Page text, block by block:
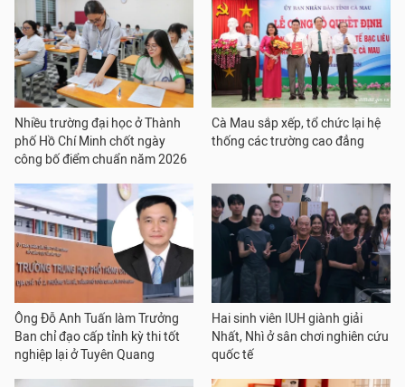
Nhiều trường đại học ở Thành
phố Hồ Chí Minh chốt ngày
công bố điểm chuẩn năm 2026
Cà Mau sắp xếp, tổ chức lại hệ
thống các trường cao đẳng
Ông Đỗ Anh Tuấn làm Trưởng
Ban chỉ đạo cấp tỉnh kỳ thi tốt
nghiệp lại ở Tuyên Quang
Hai sinh viên IUH giành giải
Nhất, Nhì ở sân chơi nghiên cứu
quốc tế